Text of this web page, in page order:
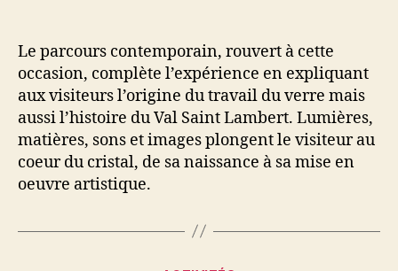
Le parcours contemporain, rouvert à cette
occasion, complète l’expérience en expliquant
aux visiteurs l’origine du travail du verre mais
aussi l’histoire du Val Saint Lambert. Lumières,
matières, sons et images plongent le visiteur au
coeur du cristal, de sa naissance à sa mise en
oeuvre artistique.